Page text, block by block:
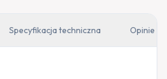
Specyfikacja techniczna Opinie